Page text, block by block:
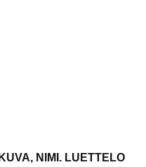
NIMI. LUETTELO